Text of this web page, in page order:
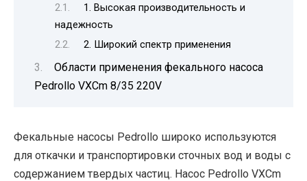
1. Высокая производительность и
надежность
2. Широкий спектр применения
Области применения фекального насоса
Pedrollo VXCm 8/35 220V
Фекальные насосы Pedrollo широко используются
для откачки и транспортировки сточных вод и воды с
содержанием твердых частиц. Насос Pedrollo VXCm